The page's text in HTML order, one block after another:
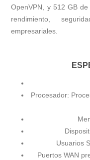
OpenVPN, y 512 GB
rendimiento,
empresariales.
Procesador:
Usuarios
Puertos WAN